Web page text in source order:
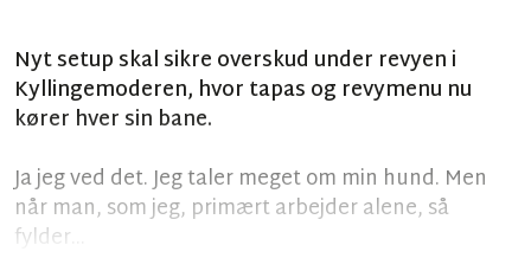
Nyt setup skal sikre overskud under revyen i
Kyllingemoderen, hvor tapas og revymenu nu
kører hver sin bane.
Ja jeg ved det. Jeg taler meget om min hund. Men
når man, som jeg, primært arbejder alene, så
fylder...